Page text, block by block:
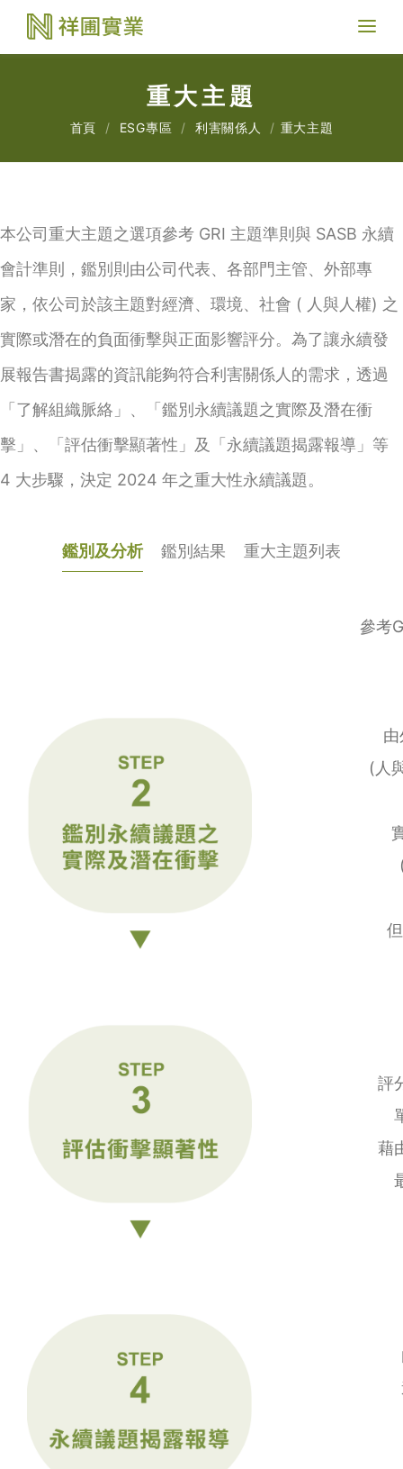
重大主題
首頁 ESG專區 利害關係人 重大主題
本公司重大主題之選項參考 GRI 主題準則與 SASB 永續
會計準則，鑑別則由公司代表、各部門主管、外部專
家，依公司於該主題對經濟、環境、社會 ( 人與人權) 之
實際或潛在的負面衝擊與正面影響評分。為了讓永續發
展報告書揭露的資訊能夠符合利害關係人的需求，透過
「了解組織脈絡」、「鑑別永續議題之實際及潛在衝
擊」、「評估衝擊顯著性」及「永續議題揭露報導」等
4 大步驟，決定 2024 年之重大性永續議題。
鑑別及分析 鑑別結果 重大主題列表
參考
(人
評
藉